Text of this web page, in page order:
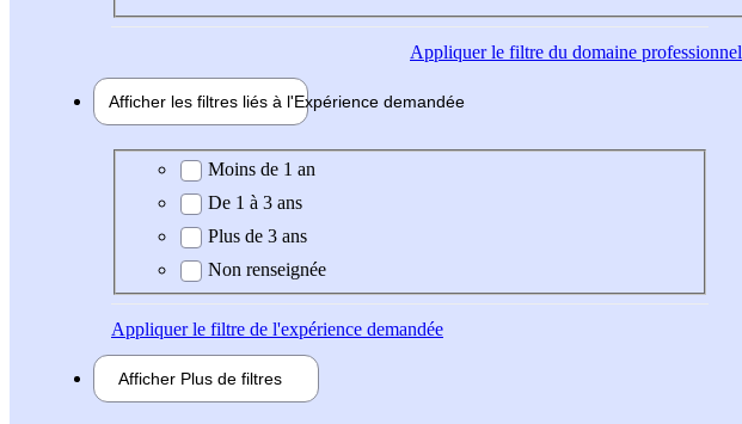
Appliquerle filtre du domaine professionnel
Afficher les filtres liés à l'Expérience demandée
Expérience demandée
Moins de 1 an
De 1 à 3 ans
Plus de 3 ans
Non renseignée
Appliquerle filtre de l'expérience demandée
Afficher Plus de filtres